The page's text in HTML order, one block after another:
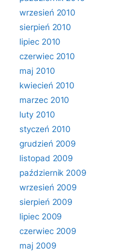
wrzesień 2010
sierpień 2010
lipiec 2010
czerwiec 2010
maj 2010
kwiecień 2010
marzec 2010
luty 2010
styczeń 2010
grudzień 2009
listopad 2009
październik 2009
wrzesień 2009
sierpień 2009
lipiec 2009
czerwiec 2009
maj 2009